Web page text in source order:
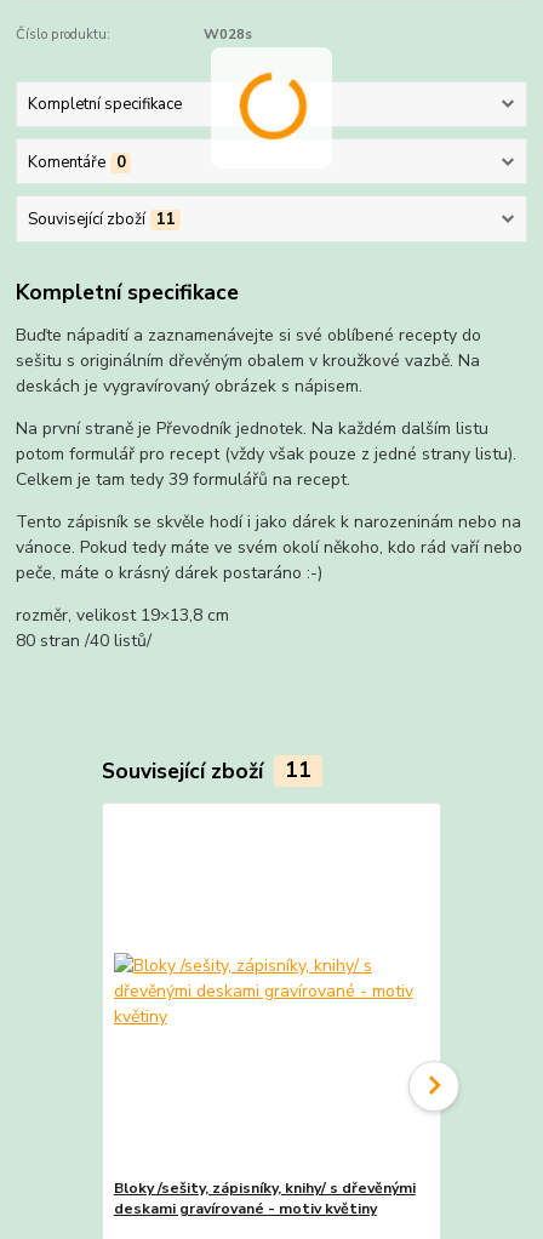
Číslo produktu: W028s
Kompletní specifikace
Komentáře 0
Související zboží 11
Kompletní specifikace
Buďte nápadití a zaznamenávejte si své oblíbené recepty do
sešitu s originálním dřevěným obalem v kroužkové vazbě. Na
deskách je vygravírovaný obrázek s nápisem.
Na první straně je Převodník jednotek. Na každém dalším listu
potom formulář pro recept (vždy však pouze z jedné strany listu).
Celkem je tam tedy 39 formulářů na recept.
Tento zápisník se skvěle hodí i jako dárek k narozeninám nebo na
vánoce. Pokud tedy máte ve svém okolí někoho, kdo rád vaří nebo
peče, máte o krásný dárek postaráno :-)
rozměr, velikost 19×13,8 cm
80 stran /40 listů/
Související zboží 11
Bloky /sešity, zápisníky, knihy/ s dřevěnými
deskami gravírované - motiv květiny